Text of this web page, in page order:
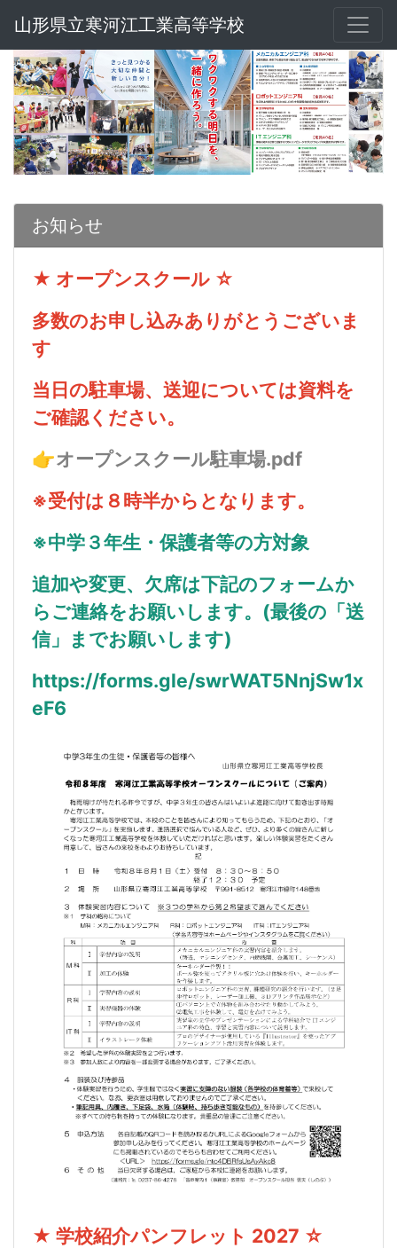
山形県立寒河江工業高等学校
お知らせ
★ オープンスクール ☆
多数のお申し込みありがとうございま
す
当日の駐車場、送迎については資料を
ご確認ください。
👉オープンスクール駐車場.pdf
※受付は８時半からとなります。
※中学３年生・保護者等の方対象
追加や変更、欠席は下記のフォームか
らご連絡をお願いします。(最後の「送
信」までお願いします)
https://forms.gle/swrWAT5NnjSw1x
eF6
★ 学校紹介パンフレット 2027 ☆